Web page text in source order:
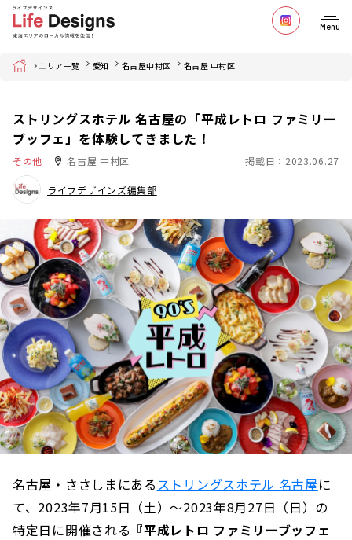
Menu
Home エリア一覧 愛知 名古屋中村区 名古屋 中村区
ストリングスホテル 名古屋の「平成レトロ ファミリー
ブッフェ」を体験してきました！
その他 名古屋 中村区 掲載日：2023.06.27
ライフデザインズ編集部
名古屋・ささしまにある ストリングスホテル 名古屋に
て、2023年7月15日（土）～2023年8月27日（日）の
特定日に開催される​​ 『平成レトロ ファミリーブッフェ